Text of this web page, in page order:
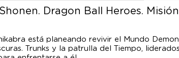
Dragon Ball Heroes.
está planeando revivir el Mundo
Trunks y la patrulla del Tiempo,